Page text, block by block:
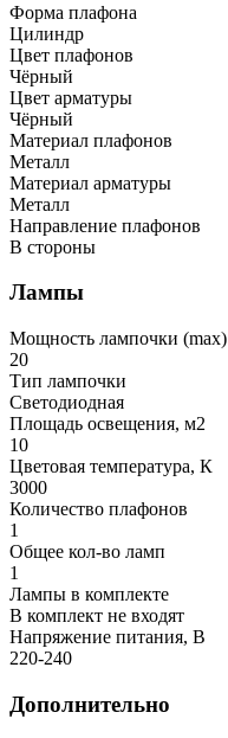
Форма плафона
Цилиндр
Цвет плафонов
Чёрный
Цвет арматуры
Чёрный
Материал плафонов
Металл
Материал арматуры
Металл
Направление плафонов
В стороны
Лампы
Мощность лампочки (max)
20
Тип лампочки
Светодиодная
Площадь освещения, м2
10
Цветовая температура, К
3000
Количество плафонов
1
Общее кол-во ламп
1
Лампы в комплекте
В комплект не входят
Напряжение питания, В
220-240
Дополнительно